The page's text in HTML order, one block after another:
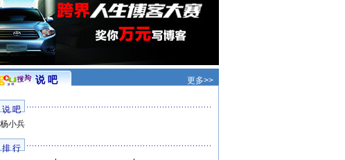
说 吧 更多>>
说 吧
杨小兵
排 行